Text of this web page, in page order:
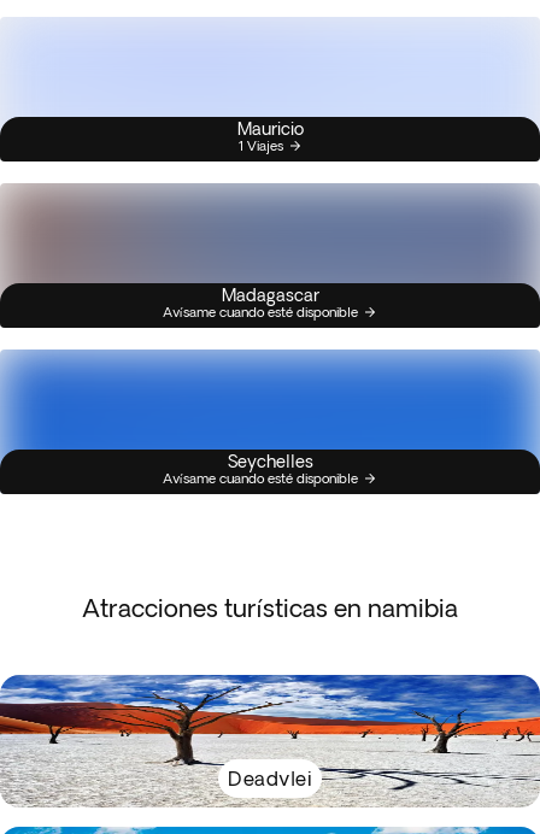
Mauricio
1 Viajes
Madagascar
Avísame cuando esté disponible
Seychelles
Avísame cuando esté disponible
Atracciones turísticas en namibia
Deadvlei